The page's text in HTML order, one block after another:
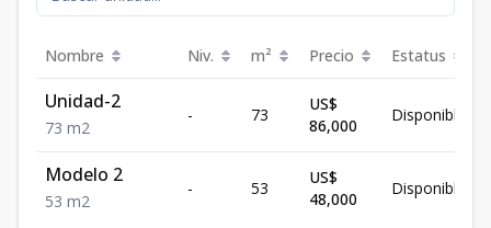
Nombre Niv. m² Precio Estatus
Unidad-2
73 m2
- 73
US$
86,000
Disponible
Modelo 2
53 m2
- 53
US$
48,000
Disponible